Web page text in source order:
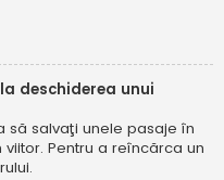
deschiderea unui
să salvaţi unele pasaje în
Pentru a reîncărca un